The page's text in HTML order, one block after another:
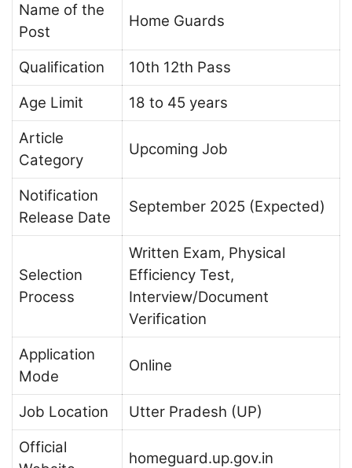
Name of the
Post
Home Guards
Qualification
10th 12th Pass
Age Limit
18 to 45 years
Article
Category
Upcoming Job
Notification
Release Date
September 2025 (Expected)
Selection
Process
Written Exam, Physical
Efficiency Test,
Interview/Document
Verification
Application
Mode
Online
Job Location
Utter Pradesh (UP)
Official
homeguard.up.gov.in